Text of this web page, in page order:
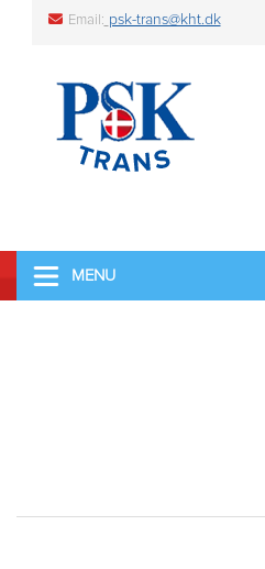
Email: psk-trans@kht.dk
MENU